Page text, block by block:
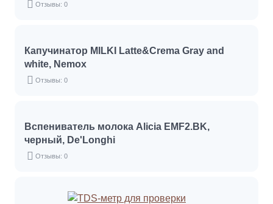
Отзывы: 0
Капучинатор MILKI Latte&Crema Gray and
white, Nemox
Отзывы: 0
Вспениватель молока Alicia EMF2.BK,
черный, De'Longhi
Отзывы: 0